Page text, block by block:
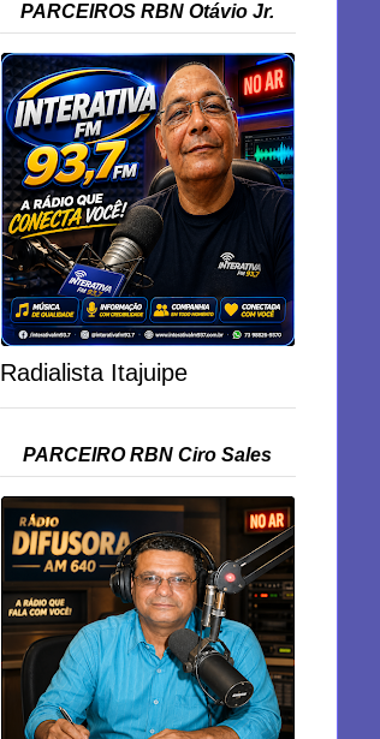
PARCEIROS RBN Otávio Jr.
Radialista Itajuipe
PARCEIRO RBN Ciro Sales